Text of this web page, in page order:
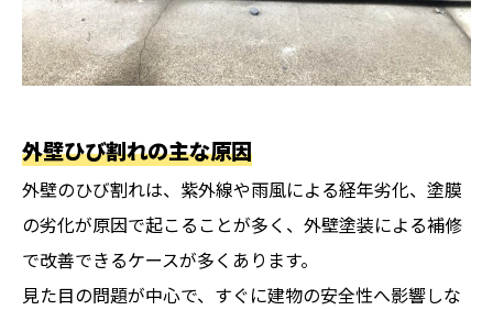
外壁ひび割れの主な原因
外壁のひび割れは、紫外線や雨風による経年劣化、塗膜
の劣化が原因で起こることが多く、外壁塗装による補修
で改善できるケースが多くあります。
見た目の問題が中心で、すぐに建物の安全性へ影響しな